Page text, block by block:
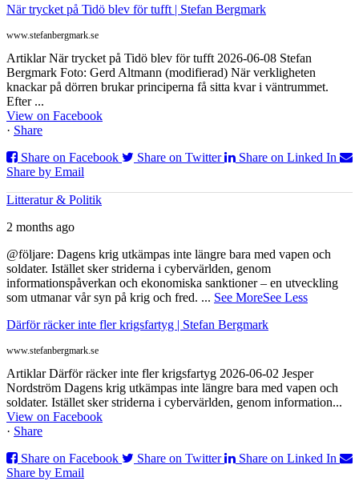
När trycket på Tidö blev för tufft | Stefan Bergmark
www.stefanbergmark.se
Artiklar När trycket på Tidö blev för tufft 2026-06-08 Stefan
Bergmark Foto: Gerd Altmann (modifierad) När verkligheten
knackar på dörren brukar principerna få sitta kvar i väntrummet.
Efter ...
View on Facebook
· Share
Share on Facebook
Share on Twitter
Share on Linked In
Share by Email
Litteratur & Politik
2 months ago
@följare: Dagens krig utkämpas inte längre bara med vapen och
soldater. Istället sker striderna i cybervärlden, genom
informationspåverkan och ekonomiska sanktioner – en utveckling
som utmanar vår syn på krig och fred. ... See MoreSee Less
Därför räcker inte fler krigsfartyg | Stefan Bergmark
www.stefanbergmark.se
Artiklar Därför räcker inte fler krigsfartyg 2026-06-02 Jesper
Nordström Dagens krig utkämpas inte längre bara med vapen och
soldater. Istället sker striderna i cybervärlden, genom information...
View on Facebook
· Share
Share on Facebook
Share on Twitter
Share on Linked In
Share by Email